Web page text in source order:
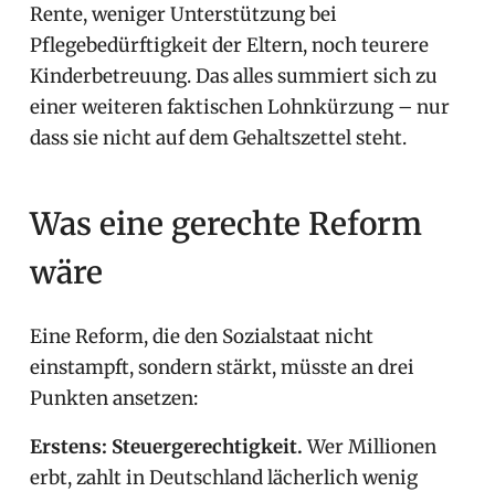
Rente, weniger Unterstützung bei
Pflegebedürftigkeit der Eltern, noch teurere
Kinderbetreuung. Das alles summiert sich zu
einer weiteren faktischen Lohnkürzung – nur
dass sie nicht auf dem Gehaltszettel steht.
Was eine gerechte Reform
wäre
Eine Reform, die den Sozialstaat nicht
einstampft, sondern stärkt, müsste an drei
Punkten ansetzen:
Erstens: Steuergerechtigkeit.Wer Millionen
erbt, zahlt in Deutschland lächerlich wenig